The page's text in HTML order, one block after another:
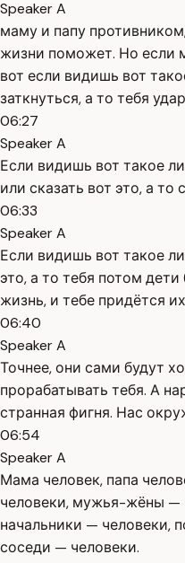
Speaker A
маму и папу
жизни поможет. Но если
вот если видишь вот
заткнуться, а то тебя
06:27
Speaker A
Если видишь вот такое
или сказать вот это, а то
06:33
Speaker A
Если видишь вот такое
это, а то тебя потом
жизнь, и тебе придётся
06:40
Speaker A
Точнее, они сами будут
прорабатывать тебя. А
странная фигня. Нас
06:54
Speaker A
Мама человек, папа
человеки, мужья-жёны —
начальники — человеки,
соседи — человеки.